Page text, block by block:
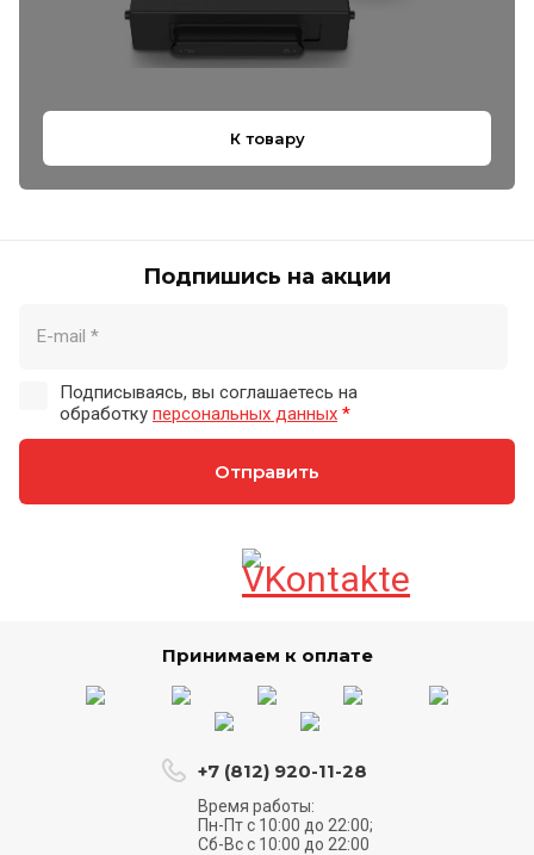
К товару
Подпишись на акции
Подписываясь, вы соглашаетесь на
обработку персональных данных *
Отправить
Принимаем к оплате
+7 (812) 920-11-28
Время работы:
Пн-Пт с 10:00 до 22:00;
Сб-Вс с 10:00 до 22:00